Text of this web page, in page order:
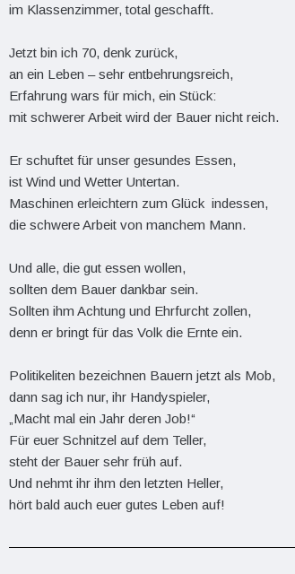
im Klassenzimmer, total geschafft.
Jetzt bin ich 70, denk zurück,
an ein Leben – sehr entbehrungsreich,
Erfahrung wars für mich, ein Stück:
mit schwerer Arbeit wird der Bauer nicht reich.
Er schuftet für unser gesundes Essen,
ist Wind und Wetter Untertan.
Maschinen erleichtern zum Glück indessen,
die schwere Arbeit von manchem Mann.
Und alle, die gut essen wollen,
sollten dem Bauer dankbar sein.
Sollten ihm Achtung und Ehrfurcht zollen,
denn er bringt für das Volk die Ernte ein.
Politikeliten bezeichnen Bauern jetzt als Mob,
dann sag ich nur, ihr Handyspieler,
„Macht mal ein Jahr deren Job!“
Für euer Schnitzel auf dem Teller,
steht der Bauer sehr früh auf.
Und nehmt ihr ihm den letzten Heller,
hört bald auch euer gutes Leben auf!